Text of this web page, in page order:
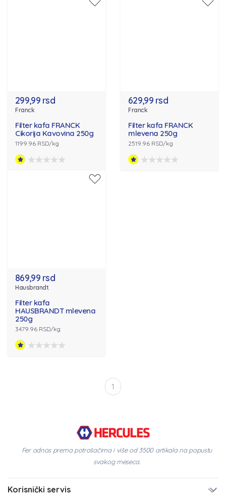
299,99 rsd
Franck
Filter kafa FRANCK
Cikorija Kavovina 250g
1199.96 RSD/kg
629,99 rsd
Franck
Filter kafa FRANCK
mlevena 250g
2519.96 RSD/kg
869,99 rsd
Hausbrandt
Filter kafa
HAUSBRANDT mlevena
250g
3479.96 RSD/kg
1
Fer odnos prema potrošačima i više od 3500 artikala na popustu
svakog meseca.
Korisnički servis